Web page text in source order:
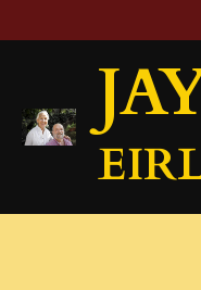
au